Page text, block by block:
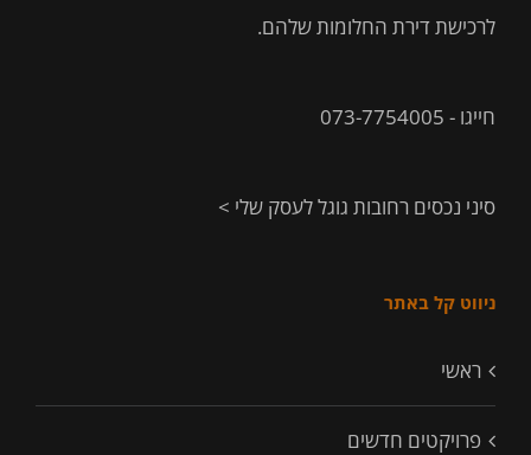
לרכישת דירת החלומות שלהם.
חייגו - 073-7754005
סיני נכסים רחובות גוגל לעסק שלי >
ניווט קל באתר
ראשי
פרויקטים חדשים